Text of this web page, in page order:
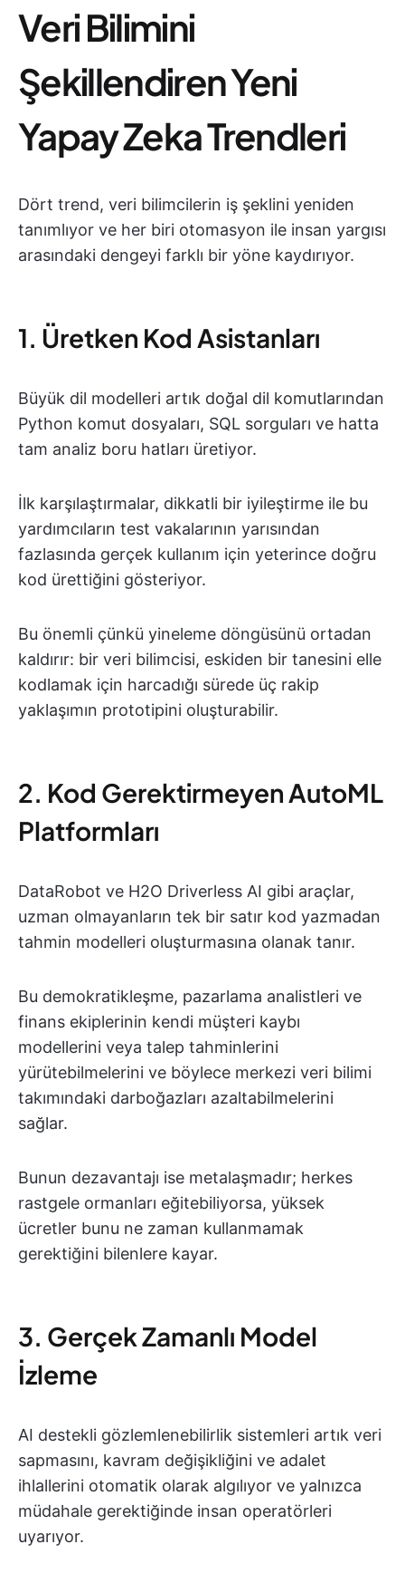
Veri Bilimini
Şekillendiren Yeni
Yapay Zeka Trendleri
Dört trend, veri bilimcilerin iş şeklini yeniden
tanımlıyor ve her biri otomasyon ile insan yargısı
arasındaki dengeyi farklı bir yöne kaydırıyor.
1. Üretken Kod Asistanları
Büyük dil modelleri artık doğal dil komutlarından
Python komut dosyaları, SQL sorguları ve hatta
tam analiz boru hatları üretiyor.
İlk karşılaştırmalar, dikkatli bir iyileştirme ile bu
yardımcıların test vakalarının yarısından
fazlasında gerçek kullanım için yeterince doğru
kod ürettiğini gösteriyor.
Bu önemli çünkü yineleme döngüsünü ortadan
kaldırır: bir veri bilimcisi, eskiden bir tanesini elle
kodlamak için harcadığı sürede üç rakip
yaklaşımın prototipini oluşturabilir.
2. Kod Gerektirmeyen AutoML
Platformları
DataRobot ve H2O Driverless AI gibi araçlar,
uzman olmayanların tek bir satır kod yazmadan
tahmin modelleri oluşturmasına olanak tanır.
Bu demokratikleşme, pazarlama analistleri ve
finans ekiplerinin kendi müşteri kaybı
modellerini veya talep tahminlerini
yürütebilmelerini ve böylece merkezi veri bilimi
takımındaki darboğazları azaltabilmelerini
sağlar.
Bunun dezavantajı ise metalaşmadır; herkes
rastgele ormanları eğitebiliyorsa, yüksek
ücretler bunu ne zaman kullanmamak
gerektiğini bilenlere kayar.
3. Gerçek Zamanlı Model
İzleme
AI destekli gözlemlenebilirlik sistemleri artık veri
sapmasını, kavram değişikliğini ve adalet
ihlallerini otomatik olarak algılıyor ve yalnızca
müdahale gerektiğinde insan operatörleri
uyarıyor.